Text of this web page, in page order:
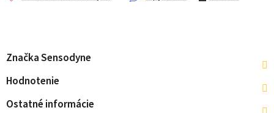
ZnačkaSensodyne
Hodnotenie
Ostatné informácie